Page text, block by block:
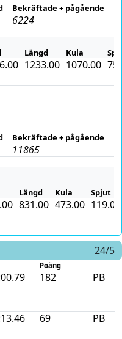
Bekräftade + pågående
6224
Längd Kula
1233.00 1070.00
Bekräftade + pågående
11865
Längd Kula Spjut
831.00 473.00 119.00
24/5
Poäng
182 PB
69 PB